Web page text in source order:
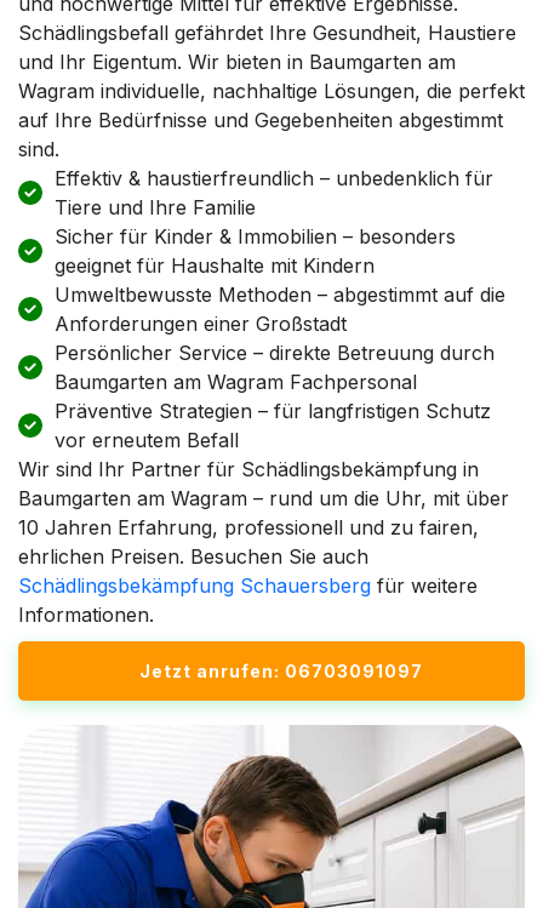
Schädlingsbefall gefährdet Ihre Gesundheit, Haustiere
und Ihr Eigentum. Wir bieten in Baumgarten am
Wagram individuelle, nachhaltige Lösungen, die perfekt
auf Ihre Bedürfnisse und Gegebenheiten abgestimmt
sind.
Effektiv & haustierfreundlich – unbedenklich für
Tiere und Ihre Familie
Sicher für Kinder & Immobilien – besonders
geeignet für Haushalte mit Kindern
Umweltbewusste Methoden – abgestimmt auf die
Anforderungen einer Großstadt
Persönlicher Service – direkte Betreuung durch
Baumgarten am Wagram Fachpersonal
Präventive Strategien – für langfristigen Schutz
vor erneutem Befall
Wir sind Ihr Partner für Schädlingsbekämpfung in
Baumgarten am Wagram – rund um die Uhr, mit über
10 Jahren Erfahrung, professionell und zu fairen,
ehrlichen Preisen. Besuchen Sie auch
Schädlingsbekämpfung Schauersberg für weitere
Informationen.
Jetzt anrufen: 06703091097